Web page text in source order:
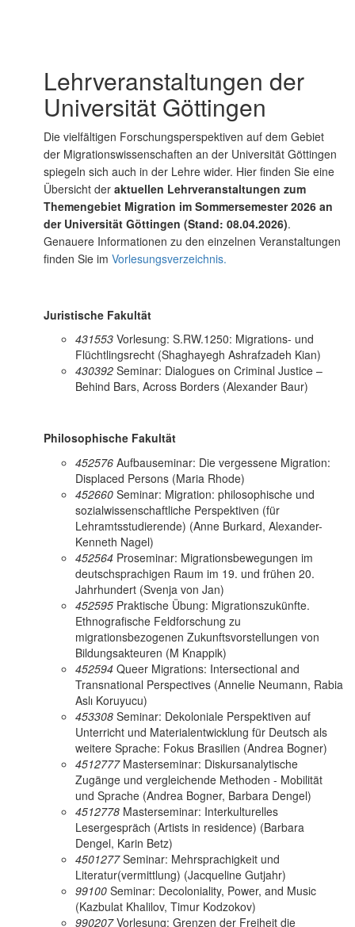
Lehrveranstaltungen der
Universität Göttingen
Die vielfältigen Forschungsperspektiven auf dem Gebiet
der Migrationswissenschaften an der Universität Göttingen
spiegeln sich auch in der Lehre wider. Hier finden Sie eine
Übersicht der aktuellen Lehrveranstaltungen zum
Themengebiet Migration im Sommersemester 2026 an
der Universität Göttingen (Stand: 08.04.2026).
Genauere Informationen zu den einzelnen Veranstaltungen
finden Sie im Vorlesungsverzeichnis.
Juristische Fakultät
431553 Vorlesung: S.RW.1250: Migrations- und
Flüchtlingsrecht (Shaghayegh Ashrafzadeh Kian)
430392 Seminar: Dialogues on Criminal Justice –
Behind Bars, Across Borders (Alexander Baur)
Philosophische Fakultät
452576 Aufbauseminar: Die vergessene Migration:
Displaced Persons (Maria Rhode)
452660 Seminar: Migration: philosophische und
sozialwissenschaftliche Perspektiven (für
Lehramtsstudierende) (Anne Burkard, Alexander-
Kenneth Nagel)
452564 Proseminar: Migrationsbewegungen im
deutschsprachigen Raum im 19. und frühen 20.
Jahrhundert (Svenja von Jan)
452595 Praktische Übung: Migrationszukünfte.
Ethnografische Feldforschung zu
migrationsbezogenen Zukunftsvorstellungen von
Bildungsakteuren (M Knappik)
452594 Queer Migrations: Intersectional and
Transnational Perspectives (Annelie Neumann, Rabia
Aslı Koruyucu)
453308 Seminar: Dekoloniale Perspektiven auf
Unterricht und Materialentwicklung für Deutsch als
weitere Sprache: Fokus Brasilien (Andrea Bogner)
4512777Masterseminar: Diskursanalytische
Zugänge und vergleichende Methoden - Mobilität
und Sprache (Andrea Bogner, Barbara Dengel)
4512778 Masterseminar: Interkulturelles
Lesergespräch (Artists in residence) (Barbara
Dengel, Karin Betz)
4501277Seminar: Mehrsprachigkeit und
Literatur(vermittlung) (Jacqueline Gutjahr)
99100 Seminar: Decoloniality, Power, and Music
(Kazbulat Khalilov, Timur Kodzokov)
990207Vorlesung: Grenzen der Freiheit die